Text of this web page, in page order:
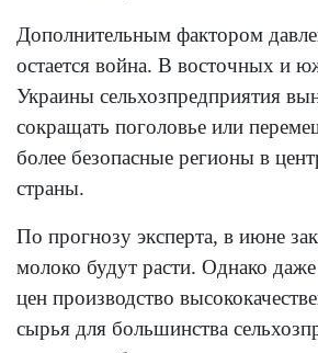
Дополнительным фактором
остается война. В восточных и
Украины сельхозпредприятия
сокращать поголовье или
более безопасные регионы в
страны.
По прогнозу эксперта, в июне
молоко будут расти. Однако
цен производство
сырья для большинства